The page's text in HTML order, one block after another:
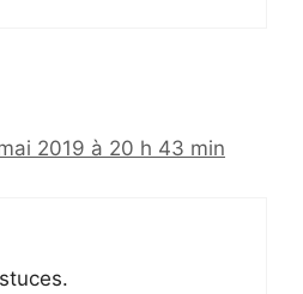
2019 à 20 h 43 min